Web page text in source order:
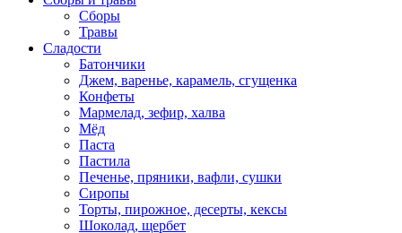
Сборы
Травы
Сладости
Батончики
Джем, варенье, карамель, сгущенка
Конфеты
Мармелад, зефир, халва
Мёд
Паста
Пастила
Печенье, пряники, вафли, сушки
Сиропы
Торты, пирожное, десерты, кексы
Шоколад, щербет